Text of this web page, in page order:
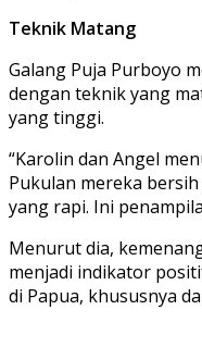
Teknik Matang
Galang Puja Purboyo
dengan teknik yang
yang tinggi.
“Karolin dan Angel
Pukulan mereka
yang rapi. Ini
Menurut dia,
menjadi indikator
di Papua, khususnya